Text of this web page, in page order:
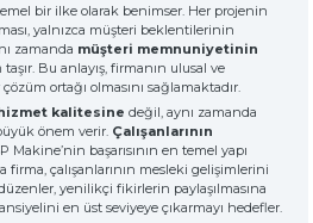
Parça Yıkama Makineleri
Parça Yıkama Makineleri
bir ilke olarak benimser. Her projenin
yalnızca müşteri beklentilerinin
zamanda müşteri memnuniyetinin
Bu anlayış, firmanın ulusal ve
ortağı olmasını sağlamaktadır.
kalitesine değil, aynı zamanda
önem verir. Çalışanlarının
Makine’nin başarısının en temel yapı
çalışanlarının mesleki gelişimlerini
yenilikçi fikirlerin paylaşılmasına
en üst seviyeye çıkarmayı hedefler.